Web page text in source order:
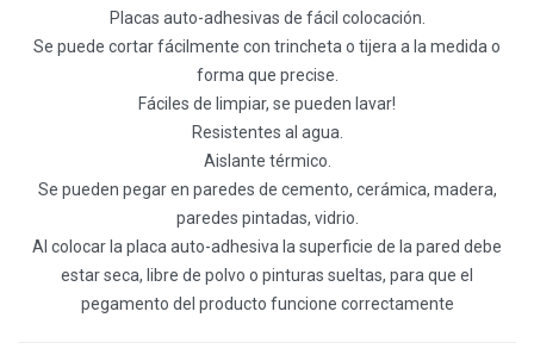
Placas auto-adhesivas de fácil colocación.
Se puede cortar fácilmente con trincheta o tijera a la medida o
forma que precise.
Fáciles de limpiar, se pueden lavar!
Resistentes al agua.
Aislante térmico.
Se pueden pegar en paredes de cemento, cerámica, madera,
paredes pintadas, vidrio.
Al colocar la placa auto-adhesiva la superficie de la pared debe
estar seca, libre de polvo o pinturas sueltas, para que el
pegamento del producto funcione correctamente